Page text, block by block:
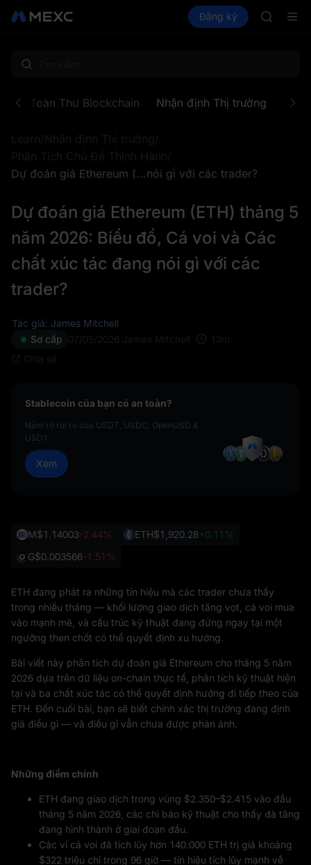
Thị trường Spot Futures SPCX
Đăng ký
AAOI
SKYAI
Toàn Thư Blockchain Nhận định Thị trường
Learn/Nhận định Thị trường/
Phân Tích Chủ Đề Thịnh Hành/
Dự đoán giá Ethereum (...nói gì với các trader?
Dự đoán giá Ethereum (ETH) tháng 5
năm 2026: Biểu đồ, Cá voi và Các
chất xúc tác đang nói gì với các
trader?
Tác giả: James Mitchell
Sơ cấp 07/05/2026 James Mitchell 13 m
Chia sẻ
Stablecoin của bạn có an toàn?
Nắm rõ rủi ro của USDT, USDC, OpenUSD &
USD1
Xem
M$1.14003-2.44% ETH$1,920.28+0.11%
G$0.003566-1.51%
ETH đang phát ra những tín hiệu mà các trader chưa thấy
trong nhiều tháng — khối lượng giao dịch tăng vọt, cá voi mua
vào mạnh mẽ, và cấu trúc kỹ thuật đang đứng ngay tại một
ngưỡng then chốt có thể quyết định xu hướng.
Bài viết này phân tích dự đoán giá Ethereum cho tháng 5 năm
2026 dựa trên dữ liệu on-chain thực tế, phân tích kỹ thuật hiện
tại và ba chất xúc tác có thể quyết định hướng đi tiếp theo của
ETH. Đến cuối bài, bạn sẽ biết chính xác thị trường đang định
giá điều gì — và điều gì vẫn chưa được phản ánh.
Những điểm chính
ETH đang giao dịch trong vùng $2.350–$2.415 vào đầu
tháng 5 năm 2026, các chỉ báo kỹ thuật cho thấy đà tăng
đang hình thành ở giai đoạn đầu.
Các ví cá voi đã tích lũy hơn 140.000 ETH trị giá khoảng
$322 triệu chỉ trong 96 giờ — tín hiệu tích lũy mạnh về